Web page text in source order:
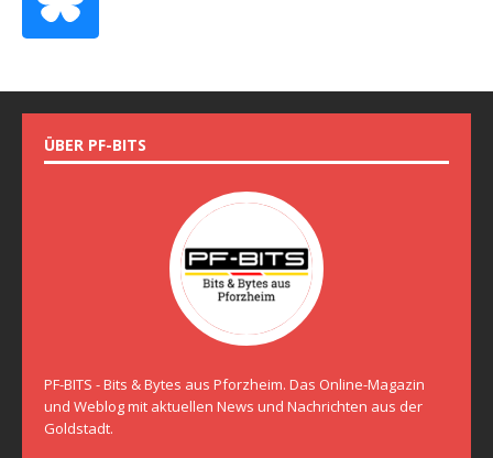
ÜBER PF-BITS
PF-BITS - Bits & Bytes aus Pforzheim. Das Online-Magazin
und Weblog mit aktuellen News und Nachrichten aus der
Goldstadt.